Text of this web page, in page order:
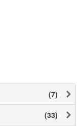
(7)
(33)